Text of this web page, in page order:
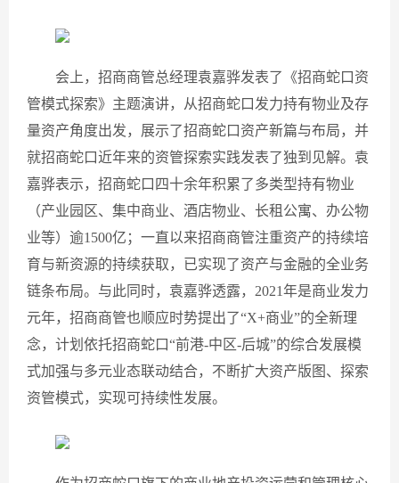
会上，招商商管总经理袁嘉骅发表了《招商蛇口资
管模式探索》主题演讲，从招商蛇口发力持有物业及存
量资产角度出发，展示了招商蛇口资产新篇与布局，并
就招商蛇口近年来的资管探索实践发表了独到见解。袁
嘉骅表示，招商蛇口四十余年积累了多类型持有物业
（产业园区、集中商业、酒店物业、长租公寓、办公物
业等）逾1500亿；一直以来招商商管注重资产的持续培
育与新资源的持续获取，已实现了资产与金融的全业务
链条布局。与此同时，袁嘉骅透露，2021年是商业发力
元年，招商商管也顺应时势提出了“X+商业”的全新理
念，计划依托招商蛇口“前港-中区-后城”的综合发展模
式加强与多元业态联动结合，不断扩大资产版图、探索
资管模式，实现可持续性发展。